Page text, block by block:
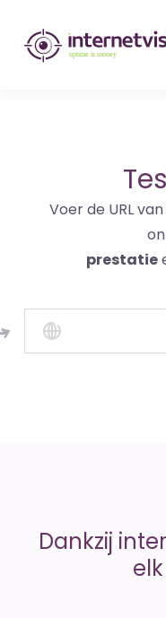
internetvista
monitoring
en
Uptime
is
money
Voer de URL
prestatie
Dankzij